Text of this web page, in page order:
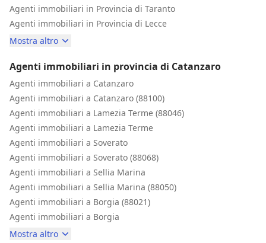
Agenti immobiliari in Provincia di Taranto
Agenti immobiliari in Provincia di Lecce
Mostra altro
Agenti immobiliari in provincia di Catanzaro
Agenti immobiliari a Catanzaro
Agenti immobiliari a Catanzaro (88100)
Agenti immobiliari a Lamezia Terme (88046)
Agenti immobiliari a Lamezia Terme
Agenti immobiliari a Soverato
Agenti immobiliari a Soverato (88068)
Agenti immobiliari a Sellia Marina
Agenti immobiliari a Sellia Marina (88050)
Agenti immobiliari a Borgia (88021)
Agenti immobiliari a Borgia
Mostra altro